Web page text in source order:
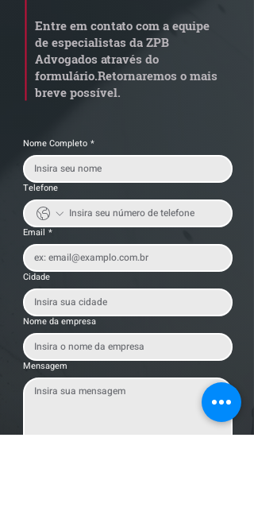
por penosidade e acende
alerta para
transportadoras
Entre em contato com a equipe
de especialistas da ZPB
Advogados através do
formulário.Retornaremos o mais
breve possível.
Nome Completo *
Telefone
Email *
Cidade
Nome da empresa
Mensagem